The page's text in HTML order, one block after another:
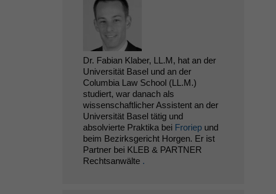
Dr. Fabian Klaber, LL.M, hat an der
Universität Basel und an der
Columbia Law School (LL.M.)
studiert, war danach als
wissenschaftlicher Assistent an der
Universität Basel tätig und
absolvierte Praktika bei Froriepund
beim Bezirksgericht Horgen. Er ist
Partner bei KLEB & PARTNER
Rechtsanwälte .